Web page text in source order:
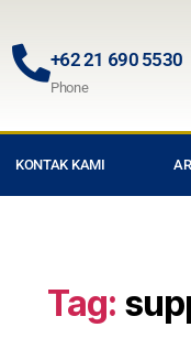
+62 21 690 5530
Phone
KONTAK KAMI
Tag: